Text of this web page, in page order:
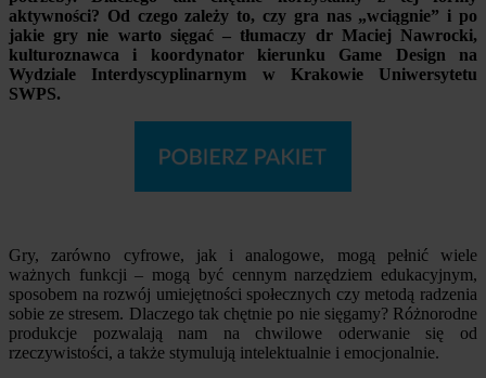
aktywności? Od czego zależy to, czy gra nas „wciągnie” i po
jakie gry nie warto sięgać – tłumaczy dr Maciej Nawrocki,
kulturoznawca i koordynator kierunku Game Design na
Wydziale Interdyscyplinarnym w Krakowie Uniwersytetu
SWPS.
Gry, zarówno cyfrowe, jak i analogowe, mogą pełnić wiele
ważnych funkcji – mogą być cennym narzędziem edukacyjnym,
sposobem na rozwój umiejętności społecznych czy metodą radzenia
sobie ze stresem. Dlaczego tak chętnie po nie sięgamy? Różnorodne
produkcje pozwalają nam na chwilowe oderwanie się od
rzeczywistości, a także stymulują intelektualnie i emocjonalnie.